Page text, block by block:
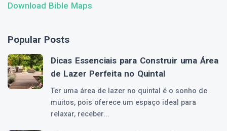
Download Bible Maps
Popular Posts
Dicas Essenciais para Construir uma Área
de Lazer Perfeita no Quintal
Ter uma área de lazer no quintal é o sonho de
muitos, pois oferece um espaço ideal para
relaxar, receber...